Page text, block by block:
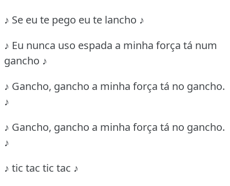
♪ Se eu te pego eu te lancho ♪
♪ Eu nunca uso espada a minha força tá num
gancho ♪
♪ Gancho, gancho a minha força tá no gancho.
♪
♪ Gancho, gancho a minha força tá no gancho.
♪
♪ tic tac tic tac ♪